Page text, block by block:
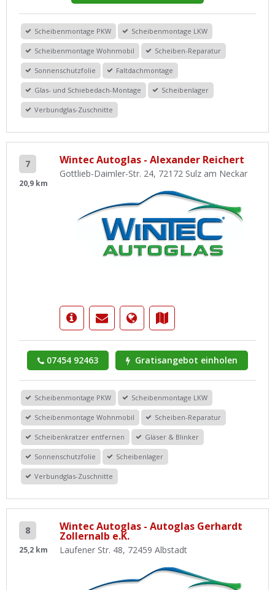
Scheibenmontage PKW Scheibenmontage LKW
Scheibenmontage Wohnmobil Scheiben-Reparatur
Sonnenschutzfolie Faltdachmontage
Glas- und Schiebedach-Montage Scheibenlager
Verbundglas-Zuschnitte
7
20,9 km
Wintec Autoglas - Alexander Reichert
Gottlieb-Daimler-Str. 24, 72172 Sulz am Neckar
07454 92463 Gratisangebot einholen
Scheibenmontage PKW Scheibenmontage LKW
Scheibenmontage Wohnmobil Scheiben-Reparatur
Scheibenkratzer entfernen Gläser & Blinker
Sonnenschutzfolie Scheibenlager
Verbundglas-Zuschnitte
8
25,2 km
Wintec Autoglas - Autoglas Gerhardt
Zollernalb e.K.
Laufener Str. 48, 72459 Albstadt